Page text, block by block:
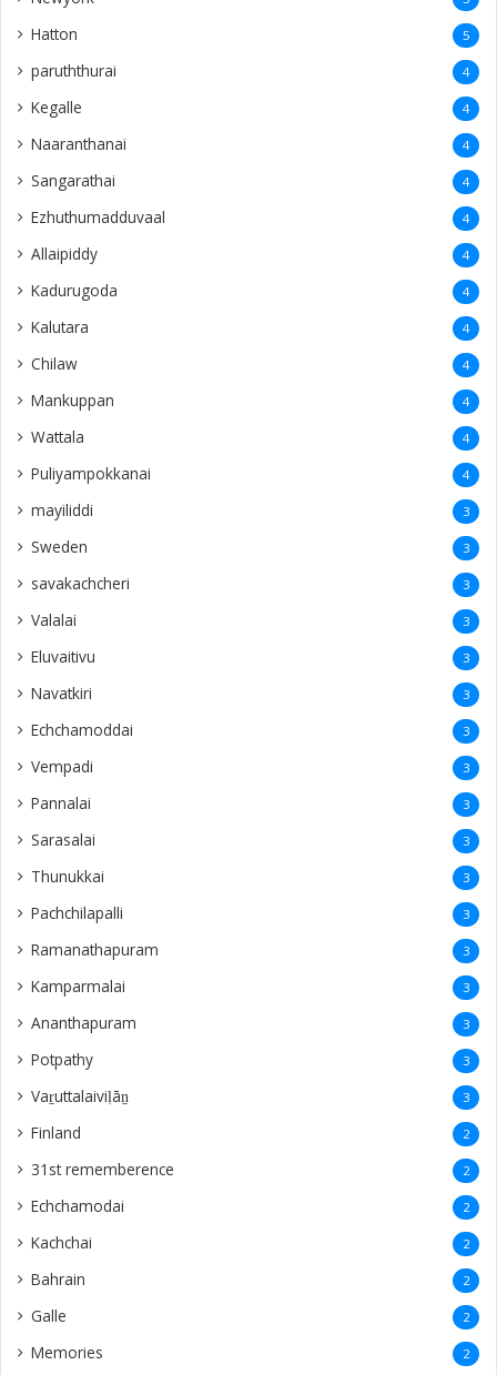
Hatton 5
paruththurai 4
Kegalle 4
Naaranthanai 4
Sangarathai 4
Ezhuthumadduvaal 4
Allaipiddy 4
Kadurugoda 4
Kalutara 4
Chilaw 4
Mankuppan 4
Wattala 4
Puliyampokkanai 4
mayiliddi 3
Sweden 3
savakachcheri 3
Valalai 3
Eluvaitivu 3
Navatkiri 3
Echchamoddai 3
Vempadi 3
Pannalai 3
Sarasalai 3
Thunukkai 3
Pachchilapalli 3
Ramanathapuram 3
Kamparmalai 3
Ananthapuram 3
‎Potpathy 3
Vaṟuttalaiviḷāṉ 3
Finland 2
31st rememberence 2
Echchamodai 2
Kachchai 2
Bahrain 2
Galle 2
Memories 2